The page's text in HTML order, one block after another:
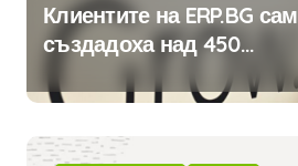
Клиентите на ERP.BG
създадоха над 450
приложения за ERP
с помощта на
изкуствен интелект